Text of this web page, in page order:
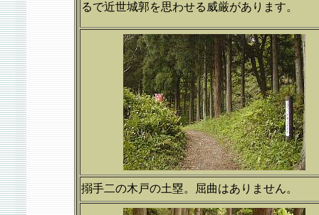
るで近世城郭を思わせる威厳があります。
搦手二の木戸の土塁。屈曲はありません。